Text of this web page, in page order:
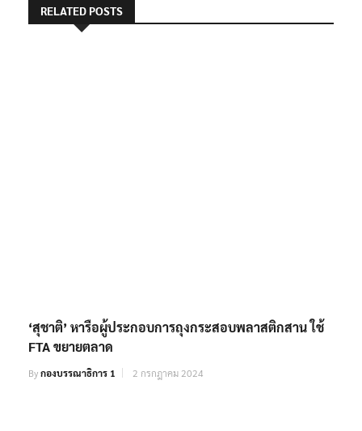
RELATED POSTS
‘สุชาติ’ หารือผู้ประกอบการถุงกระสอบพลาสติกสาน ใช้
FTA ขยายตลาด
Byกองบรรณาธิการ 1 2 กรกฎาคม 2024